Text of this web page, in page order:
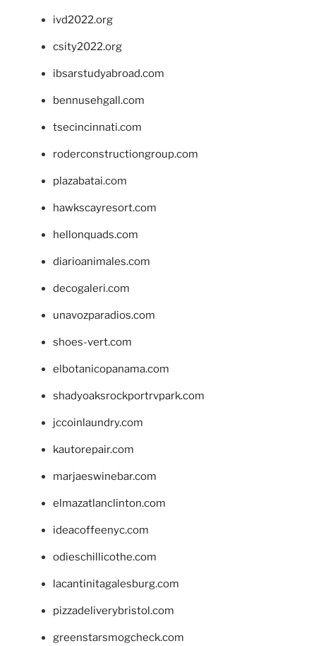
ivd2022.org
csity2022.org
ibsarstudyabroad.com
bennusehgall.com
tsecincinnati.com
roderconstructiongroup.com
plazabatai.com
hawkscayresort.com
hellonquads.com
diarioanimales.com
decogaleri.com
unavozparadios.com
shoes-vert.com
elbotanicopanama.com
shadyoaksrockportrvpark.com
jccoinlaundry.com
kautorepair.com
marjaeswinebar.com
elmazatlanclinton.com
ideacoffeenyc.com
odieschillicothe.com
lacantinitagalesburg.com
pizzadeliverybristol.com
greenstarsmogcheck.com